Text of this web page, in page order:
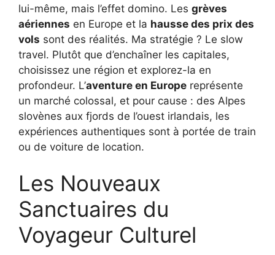
lui-même, mais l’effet domino. Les grèves
aériennes en Europe et la hausse des prix des
vols sont des réalités. Ma stratégie ? Le slow
travel. Plutôt que d’enchaîner les capitales,
choisissez une région et explorez-la en
profondeur. L’aventure en Europe représente
un marché colossal, et pour cause : des Alpes
slovènes aux fjords de l’ouest irlandais, les
expériences authentiques sont à portée de train
ou de voiture de location.
Les Nouveaux
Sanctuaires du
Voyageur Culturel